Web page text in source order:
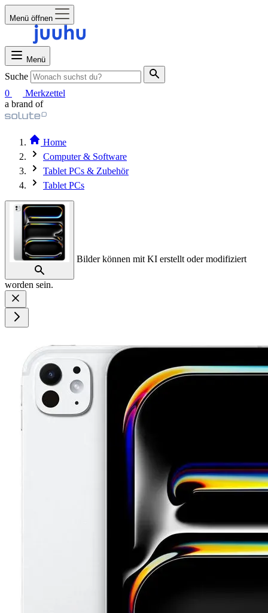
Menü öffnen
Menü
Suche
0
Merkzettel
a brand of
Home
Computer & Software
Tablet PCs & Zubehör
Tablet PCs
Bilder können mit KI erstellt oder modifiziert
worden sein.